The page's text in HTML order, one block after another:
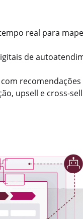
real para
de
upsell e cross-sell